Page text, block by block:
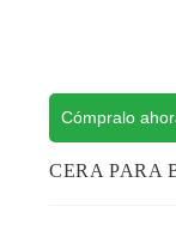
Cómpralo
CERA PARA